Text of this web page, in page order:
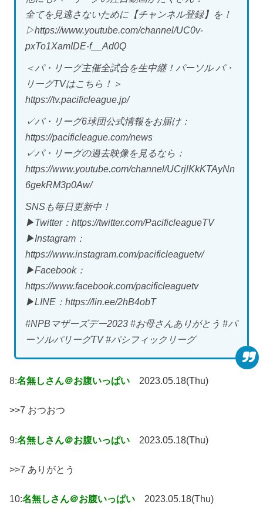
全てを見逃さないために【チャンネル登録】を！
▷https://www.youtube.com/channel/UC0v-
pxTo1XamIDE-f__Ad0Q
＜パ・リーグ主催全試合を生中継！パーソル パ・
リーグTVはこちら！＞
https://tv.pacificleague.jp/
✓パ・リーグ6球団公式情報をお届け：
https://pacificleague.com/news
✓パ・リーグの過去映像を見るなら：
https://www.youtube.com/channel/UCrjlKkKTAyNn
6gekRM3p0Aw/
SNSも毎日更新中！
▶Twitter：https://twitter.com/PacificleagueTV
▶Instagram：
https://www.instagram.com/pacificleaguetv/
▶Facebook：
https://www.facebook.com/pacificleaguetv
▶LINE：https://lin.ee/2hB4obT
#NPBマザーズデー2023 #お母さんありがとう #パ
ーソルパリーグTV #パシフィックリーグ
8:名無しさん＠お腹いっぱい 2023.05.18(Thu)
>>7 おつおつ
9:名無しさん＠お腹いっぱい 2023.05.18(Thu)
>>7 ありがとう
10:名無しさん＠お腹いっぱい 2023.05.18(Thu)